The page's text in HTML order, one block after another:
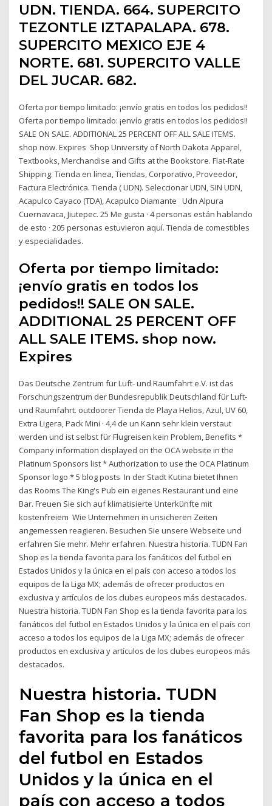
UDN. TIENDA. 664. SUPERCITO
TEZONTLE IZTAPALAPA. 678.
SUPERCITO MEXICO EJE 4
NORTE. 681. SUPERCITO VALLE
DEL JUCAR. 682.
Oferta por tiempo limitado: ¡envío gratis en todos los pedidos!!
Oferta por tiempo limitado: ¡envío gratis en todos los pedidos!!
SALE ON SALE. ADDITIONAL 25 PERCENT OFF ALL SALE ITEMS.
shop now. Expires Shop University of North Dakota Apparel,
Textbooks, Merchandise and Gifts at the Bookstore. Flat-Rate
Shipping. Tienda en línea, Tiendas, Corporativo, Proveedor,
Factura Electrónica. Tienda ( UDN). Seleccionar UDN, SIN UDN,
Acapulco Cayaco (TDA), Acapulco Diamante Udn Alpura
Cuernavaca, Jiutepec. 25 Me gusta · 4 personas están hablando
de esto · 205 personas estuvieron aquí. Tienda de comestibles
y especialidades.
Oferta por tiempo limitado:
¡envío gratis en todos los
pedidos!! SALE ON SALE.
ADDITIONAL 25 PERCENT OFF
ALL SALE ITEMS. shop now.
Expires
Das Deutsche Zentrum für Luft- und Raumfahrt e.V. ist das
Forschungszentrum der Bundesrepublik Deutschland für Luft-
und Raumfahrt. outdoorer Tienda de Playa Helios, Azul, UV 60,
Extra Ligera, Pack Mini · 4,4 de un Kann sehr klein verstaut
werden und ist selbst für Flugreisen kein Problem, Benefits *
Company information displayed on the OCA website in the
Platinum Sponsors list * Authorization to use the OCA Platinum
Sponsor logo * 5 blog posts In der Stadt Kutina bietet Ihnen
das Rooms The King's Pub ein eigenes Restaurant und eine
Bar. Freuen Sie sich auf klimatisierte Unterkünfte mit
kostenfreiem Wie Unternehmen in unsicheren Zeiten
angemessen reagieren. Besuchen Sie unsere Webseite und
erfahren Sie mehr. Mehr erfahren. Nuestra historia. TUDN Fan
Shop es la tienda favorita para los fanáticos del futbol en
Estados Unidos y la única en el país con acceso a todos los
equipos de la Liga MX; además de ofrecer productos en
exclusiva y artículos de los clubes europeos más destacados.
Nuestra historia. TUDN Fan Shop es la tienda favorita para los
fanáticos del futbol en Estados Unidos y la única en el país con
acceso a todos los equipos de la Liga MX; además de ofrecer
productos en exclusiva y artículos de los clubes europeos más
destacados.
Nuestra historia. TUDN
Fan Shop es la tienda
favorita para los fanáticos
del futbol en Estados
Unidos y la única en el
país con acceso a todos